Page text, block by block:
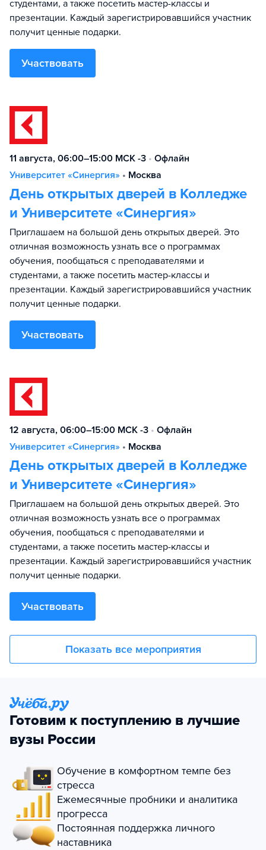
студентами, а также посетить мастер-классы и
презентации. Каждый зарегистрировавшийся участник
получит ценные подарки.
Участвовать
11 августа, 06:00–15:00 МСК -3 • Офлайн
Университет «Синергия» • Москва
День открытых дверей в Колледже
и Университете «Синергия»
Приглашаем на большой день открытых дверей. Это
отличная возможность узнать все о программах
обучения, пообщаться с преподавателями и
студентами, а также посетить мастер-классы и
презентации. Каждый зарегистрировавшийся участник
получит ценные подарки.
Участвовать
12 августа, 06:00–15:00 МСК -3 • Офлайн
Университет «Синергия» • Москва
День открытых дверей в Колледже
и Университете «Синергия»
Приглашаем на большой день открытых дверей. Это
отличная возможность узнать все о программах
обучения, пообщаться с преподавателями и
студентами, а также посетить мастер-классы и
презентации. Каждый зарегистрировавшийся участник
получит ценные подарки.
Участвовать
Показать все мероприятия
Готовим к поступлению в лучшие
вузы России
Обучение в комфортном темпе без
стресса
Ежемесячные пробники и аналитика
прогресса
Постоянная поддержка личного
наставника